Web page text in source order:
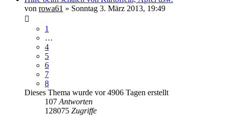
von rowa61 » Sonntag 3. März 2013, 19:49
1
…
4
5
6
7
8
Dieses Thema wurde vor 4906 Tagen erstellt
107 Antworten
128075 Zugriffe